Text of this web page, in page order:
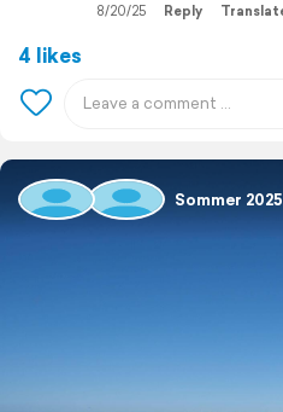
8/20/25 Reply
4 likes
Sommer